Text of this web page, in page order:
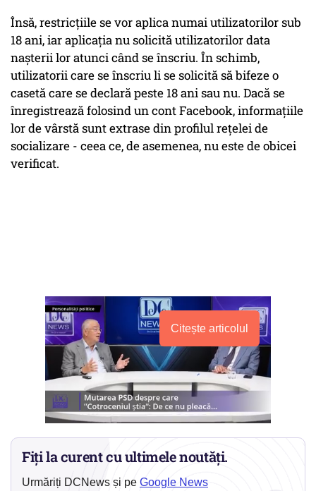
Însă, restricțiile se vor aplica numai utilizatorilor sub
18 ani, iar aplicația nu solicită utilizatorilor data
nașterii lor atunci când se înscriu. În schimb,
utilizatorii care se înscriu li se solicită să bifeze o
casetă care se declară peste 18 ani sau nu. Dacă se
înregistrează folosind un cont Facebook, informațiile
lor de vârstă sunt extrase din profilul rețelei de
socializare - ceea ce, de asemenea, nu este de obicei
verificat.
Citește articolul
Fiți la curent cu ultimele noutăți.
Urmăriți DCNews și pe Google News